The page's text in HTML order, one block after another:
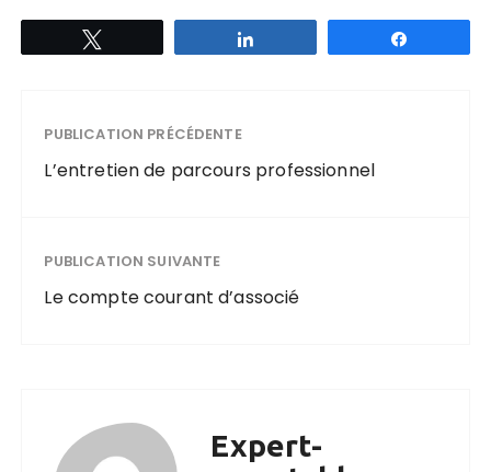
PUBLICATION PRÉCÉDENTE
L’entretien de parcours professionnel
PUBLICATION SUIVANTE
Le compte courant d’associé
Expert-